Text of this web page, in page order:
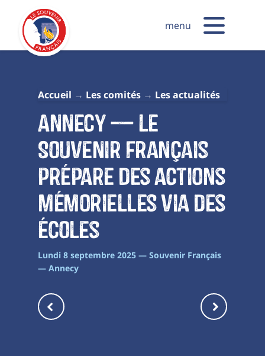
menu
Accueil Les comités Les actualités
Annecy — Le
Souvenir français
prépare des actions
mémorielles via des
écoles
Lundi 8 septembre 2025 — Souvenir Français
— Annecy